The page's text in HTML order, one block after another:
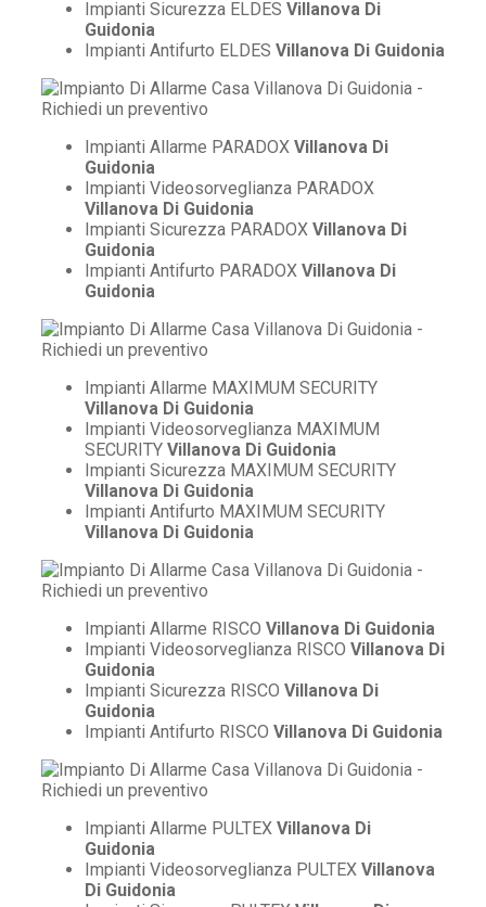
Impianti Sicurezza ELDES Villanova Di
Guidonia
Impianti Antifurto ELDES Villanova Di Guidonia
Impianti Allarme PARADOX Villanova Di
Guidonia
Impianti Videosorveglianza PARADOX
Villanova Di Guidonia
Impianti Sicurezza PARADOX Villanova Di
Guidonia
Impianti Antifurto PARADOX Villanova Di
Guidonia
Impianti Allarme MAXIMUM SECURITY
Villanova Di Guidonia
Impianti Videosorveglianza MAXIMUM
SECURITY Villanova Di Guidonia
Impianti Sicurezza MAXIMUM SECURITY
Villanova Di Guidonia
Impianti Antifurto MAXIMUM SECURITY
Villanova Di Guidonia
Impianti Allarme RISCO Villanova Di Guidonia
Impianti Videosorveglianza RISCO Villanova Di
Guidonia
Impianti Sicurezza RISCO Villanova Di
Guidonia
Impianti Antifurto RISCO Villanova Di Guidonia
Impianti Allarme PULTEX Villanova Di
Guidonia
Impianti Videosorveglianza PULTEX Villanova
Di Guidonia